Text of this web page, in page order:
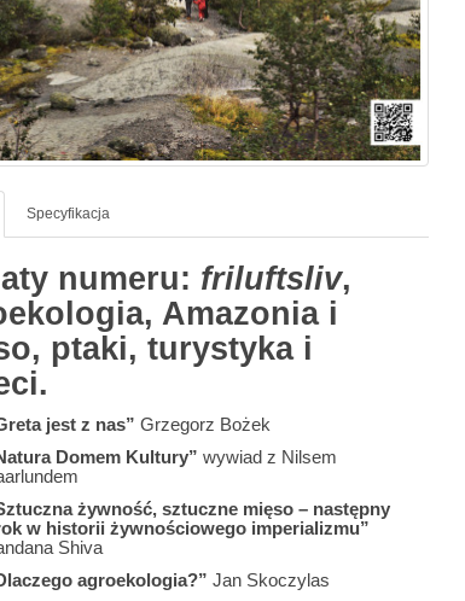
Specyfikacja
numeru: friluftsliv,
Amazonia i
ptaki, turystyka i
jest z nas” Grzegorz Bożek
Domem Kultury” wywiad z Nilsem
żywność, sztuczne mięso – następny
w historii żywnościowego imperializmu”
Shiva
agroekologia?” Jan Skoczylas